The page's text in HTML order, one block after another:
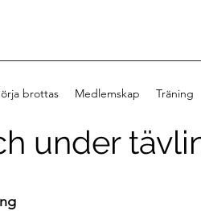
brottas Medlemskap Träning
under